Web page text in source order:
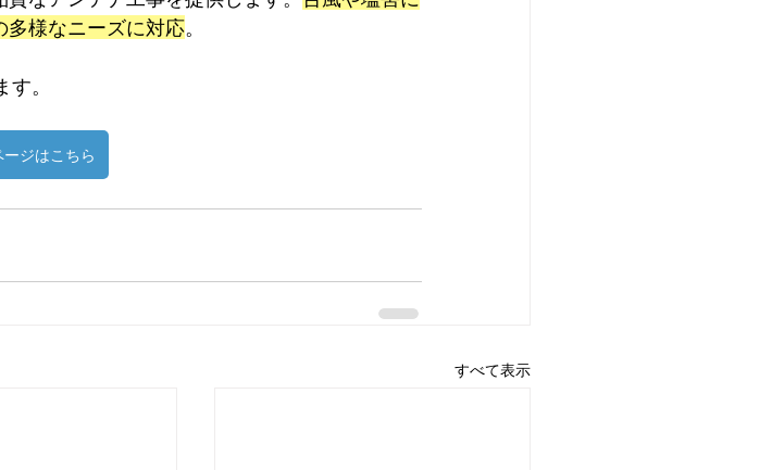
多様なニーズに対応。
。
ージはこちら
すべて表示